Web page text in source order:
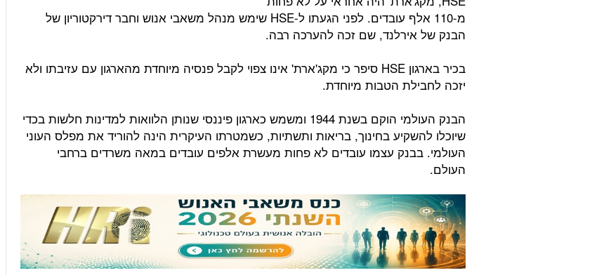
מ-110 אלף עובדים. לפני הגעתו ל-HSE שימש מנהל משאבי אנוש וחבר דירקטוריון של
הבנק של אירלנד, שם זכה להערכה רבה.
בכיר בארגון HSE סיפר כי מקג'ארת' אינו צפוי לקבל פנסיה מיוחדת מהארגון עם עזיבתו ולא
יזכה לחבילת הטבות מיוחדת.
הבנק העולמי הוקם בשנת 1944 ומשמש כארגון פיננסי שנותן הלוואות למדינות חלשות בכדי
שיוכלו להשקיע בחינוך, בריאות ותשתיות, כשמטרתו העיקרית הינה להוריד את מפלס העוני
העולמי. בבנק עצמו עובדים לא פחות מעשרת אלפים עובדים במאה משרדים ברחבי
העולם.